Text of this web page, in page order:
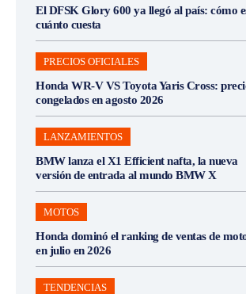
El DFSK Glory 600 ya llegó al país: cómo
cuánto cuesta
PRECIOS OFICIALES
Honda WR-V VS Toyota Yaris Cross:
congelados en agosto 2026
LANZAMIENTOS
BMW lanza el X1 Efficient nafta, la nueva
versión de entrada al mundo BMW X
MOTOS
Honda dominó el ranking de ventas de
en julio en 2026
TENDENCIAS